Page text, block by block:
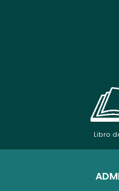
Libro